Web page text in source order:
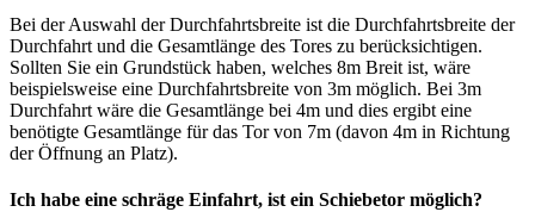
Bei der Auswahl der Durchfahrtsbreite ist die Durchfahrtsbreite der
Durchfahrt und die Gesamtlänge des Tores zu berücksichtigen.
Sollten Sie ein Grundstück haben, welches 8m Breit ist, wäre
beispielsweise eine Durchfahrtsbreite von 3m möglich. Bei 3m
Durchfahrt wäre die Gesamtlänge bei 4m und dies ergibt eine
benötigte Gesamtlänge für das Tor von 7m (davon 4m in Richtung
der Öffnung an Platz).
Ich habe eine schräge Einfahrt, ist ein Schiebetor möglich?